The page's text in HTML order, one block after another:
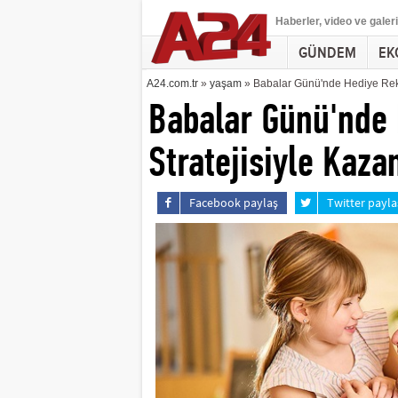
Haberler, video ve
GÜNDEM
A24.com.tr» yaşam» Babalar Günü'nde Hediye
Babalar
Stratejisiyle
Facebook paylaş Twitter